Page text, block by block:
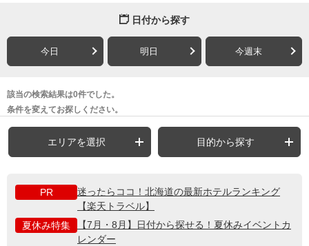
日付から探す
今日 明日 今週末
該当の検索結果は0件でした。
条件を変えてお探しください。
エリアを選択 目的から探す
PR
迷ったらココ！北海道の最新ホテルランキング
【楽天トラベル】
夏休み特集
【7月・8月】日付から探せる！夏休みイベントカ
レンダー